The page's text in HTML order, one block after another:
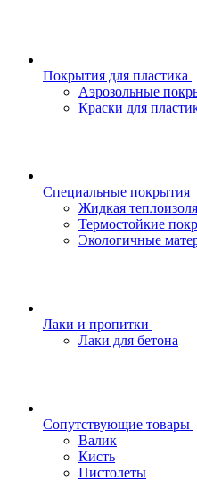
Покрытия для пластика
Аэрозольные
Краски для
Специальные покрытия
Жидкая
Термостойкие
Экологичные
Лаки и пропитки
Лаки для бетона
Сопутствующие товары
Валик
Кисть
Пистолеты